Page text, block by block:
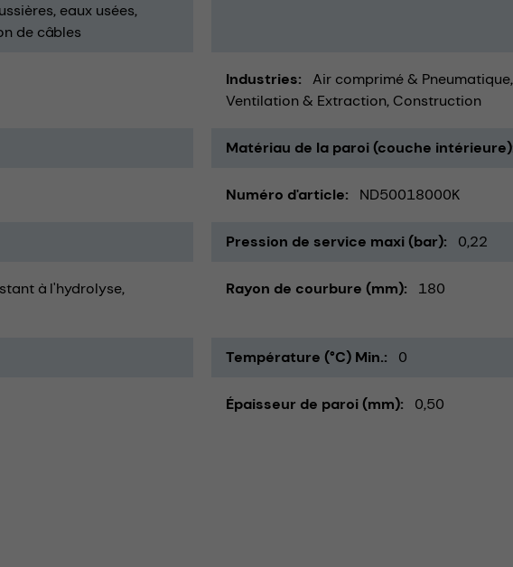
eaux usées
de câbles
Industries Air comprimé & Pneumatique
Ventilation & Extraction Construction
Matériau de la paroi (couche intérieure)
Numéro d'article ND50018000K
Pression de service maxi (bar) 0,22
à l'hydrolyse
Rayon de courbure (mm) 180
Température (°C) Min. 0
Épaisseur de paroi (mm) 0,50